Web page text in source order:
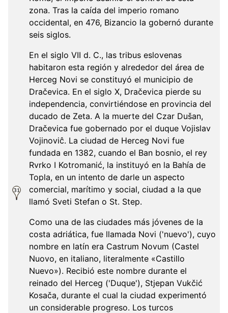
zona. Tras la caída del imperio romano
occidental, en 476, Bizancio la gobernó durante
seis siglos.
En el siglo VII d. C., las tribus eslovenas
habitaron esta región y alrededor del área de
Herceg Novi se constituyó el municipio de
Dračevica. En el siglo X, Dračevica pierde su
independencia, convirtiéndose en provincia del
ducado de Zeta. A la muerte del Czar Dušan,
Dračevica fue gobernado por el duque Vojislav
Vojinoviĉ. La ciudad de Herceg Novi fue
fundada en 1382, cuando el Ban bosnio, el rey
Rvrko I Kotromanić, la instituyó en la Bahía de
Topla, en un intento de darle un aspecto
comercial, marítimo y social, ciudad a la que
llamó Sveti Stefan o St. Step.
Como una de las ciudades más jóvenes de la
costa adriática, fue llamada Novi ('nuevo'), cuyo
nombre en latín era Castrum Novum (Castel
Nuovo, en italiano, literalmente «Castillo
Nuevo»). Recibió este nombre durante el
reinado del Herceg ('Duque'), Stjepan Vukčić
Kosača, durante el cual la ciudad experimentó
un considerable progreso. Los turcos